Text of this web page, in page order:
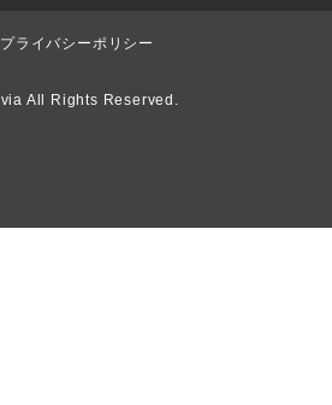
プライバシーポリシー
All Rights Reserved.